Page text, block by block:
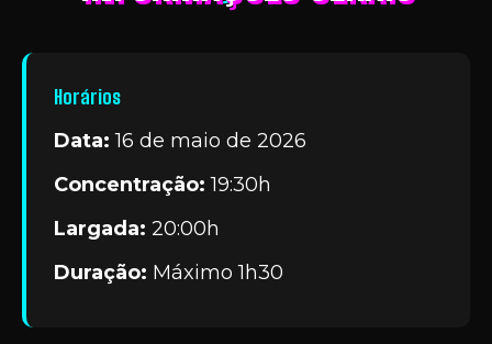
Horários
Data: 16 de maio de 2026
Concentração: 19:30h
Largada: 20:00h
Duração: Máximo 1h30